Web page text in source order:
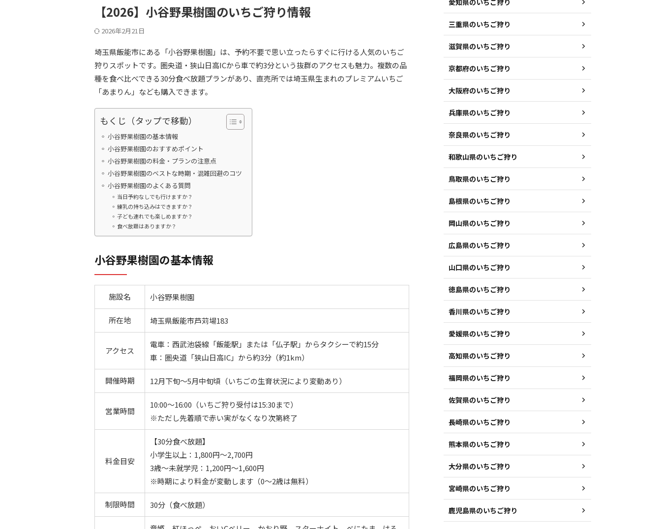
【2026】小谷野果樹園のいちご狩り情報
2026年2月21日
埼玉県飯能市にある「小谷野果樹園」は、予約不要で思い立ったらすぐに行ける人気のいちご
狩りスポットです。圏央道・狭山日高ICから車で約3分という抜群のアクセスも魅力。複数の品
種を食べ比べできる30分食べ放題プランがあり、直売所では埼玉県生まれのプレミアムいちご
「あまりん」なども購入できます。
もくじ（タップで移動）
小谷野果樹園の基本情報
小谷野果樹園のおすすめポイント
小谷野果樹園の料金・プランの注意点
小谷野果樹園のベストな時期・混雑回避のコツ
小谷野果樹園のよくある質問
当日予約なしでも行けますか？
練乳の持ち込みはできますか？
子ども連れでも楽しめますか？
食べ放題はありますか？
小谷野果樹園の基本情報
施設名 小谷野果樹園
所在地 埼玉県飯能市芦苅場183
アクセス
電車：西武池袋線「飯能駅」または「仏子駅」からタクシーで約15分
車：圏央道「狭山日高IC」から約3分（約1km）
開催時期 12月下旬～5月中旬頃（いちごの生育状況により変動あり）
営業時間
10:00～16:00（いちご狩り受付は15:30まで）
※ただし先着順で赤い実がなくなり次第終了
料金目安
【30分食べ放題】
小学生以上：1,800円～2,700円
3歳～未就学児：1,200円～1,600円
※時期により料金が変動します（0～2歳は無料）
制限時間 30分（食べ放題）
愛知県のいちご狩り
三重県のいちご狩り
滋賀県のいちご狩り
京都府のいちご狩り
大阪府のいちご狩り
兵庫県のいちご狩り
奈良県のいちご狩り
和歌山県のいちご狩り
鳥取県のいちご狩り
島根県のいちご狩り
岡山県のいちご狩り
広島県のいちご狩り
山口県のいちご狩り
徳島県のいちご狩り
香川県のいちご狩り
愛媛県のいちご狩り
高知県のいちご狩り
福岡県のいちご狩り
佐賀県のいちご狩り
長崎県のいちご狩り
熊本県のいちご狩り
大分県のいちご狩り
宮崎県のいちご狩り
鹿児島県のいちご狩り